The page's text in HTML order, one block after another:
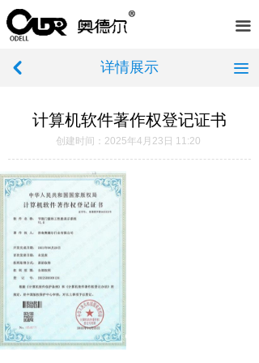
끀
首页
服务案例
荣誉资质
新闻中心
在线留言
联系我们
计算机软件著作权登记证书
创建时间： 2025年4月23日 11:20
낒 끀
详情展示